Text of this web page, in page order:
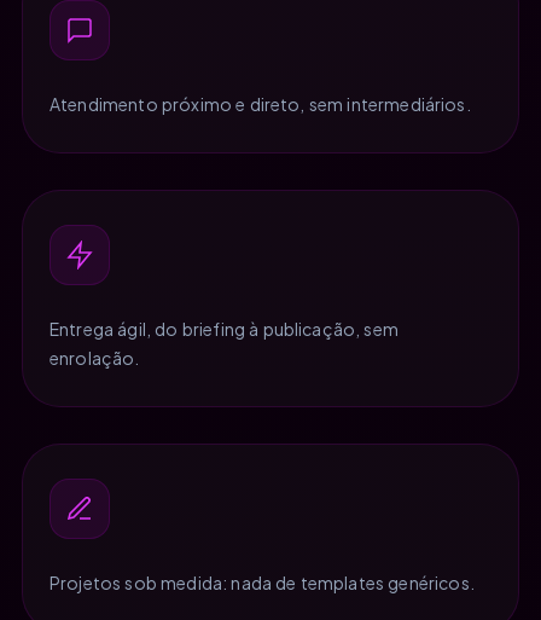
Atendimento próximo e direto, sem intermediários.
Entrega ágil, do briefing à publicação, sem
enrolação.
Projetos sob medida: nada de templates genéricos.